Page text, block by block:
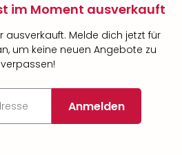
im Moment ausverkauft
ausverkauft. Melde dich jetzt für
um keine neuen Angebote zu
verpassen!
Anmelden